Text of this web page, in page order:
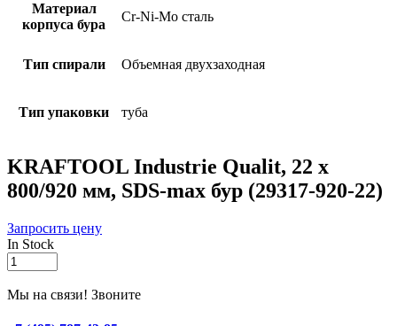
Материал
корпуса бура
Cr-Ni-Mo сталь
Тип спирали Объемная двухзаходная
Тип упаковки туба
KRAFTOOL Industrie Qualit, 22 x
800/920 мм, SDS-max бур (29317-920-22)
Запросить цену
In Stock
KRAFTOOL
Industrie
Qualit,
Мы на связи! Звоните